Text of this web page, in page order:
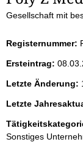
t
e
n
i
Gesellschaft mit
Registernummer:
Ersteintrag:
Letzte Änderung:
Letzte
Sonstiges